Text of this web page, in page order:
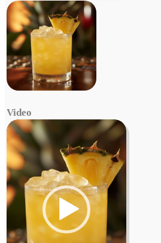
Video
Video
Player